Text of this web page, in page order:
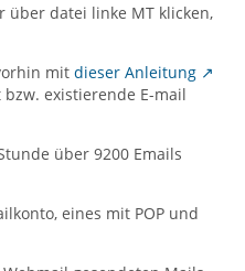
datei linke MT klicken,
mit dieser Anleitung
existierende E-mail
über 9200 Emails
eines mit POP und